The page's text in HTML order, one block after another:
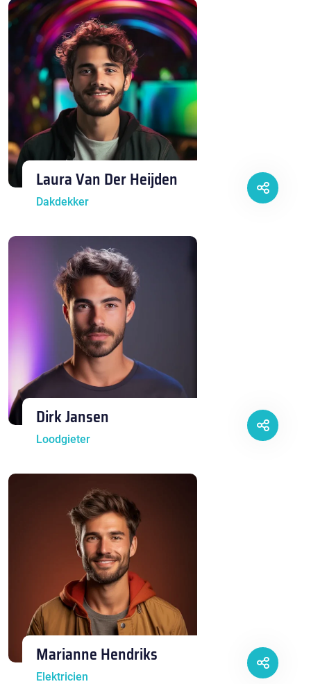
Laura Van Der Heijden
Dakdekker
Dirk Jansen
Loodgieter
Marianne Hendriks
Elektricien